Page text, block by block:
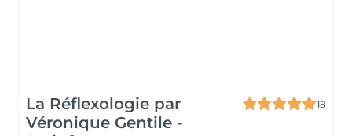
La Réflexologie par
Véronique Gentile -
18